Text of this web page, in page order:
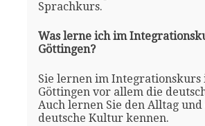
Sprachkurs.
Was lerne ich im
Göttingen?
Sie lernen im Integrationskurs
Göttingen vor allem die
Auch lernen Sie den Alltag und
deutsche Kultur kennen.